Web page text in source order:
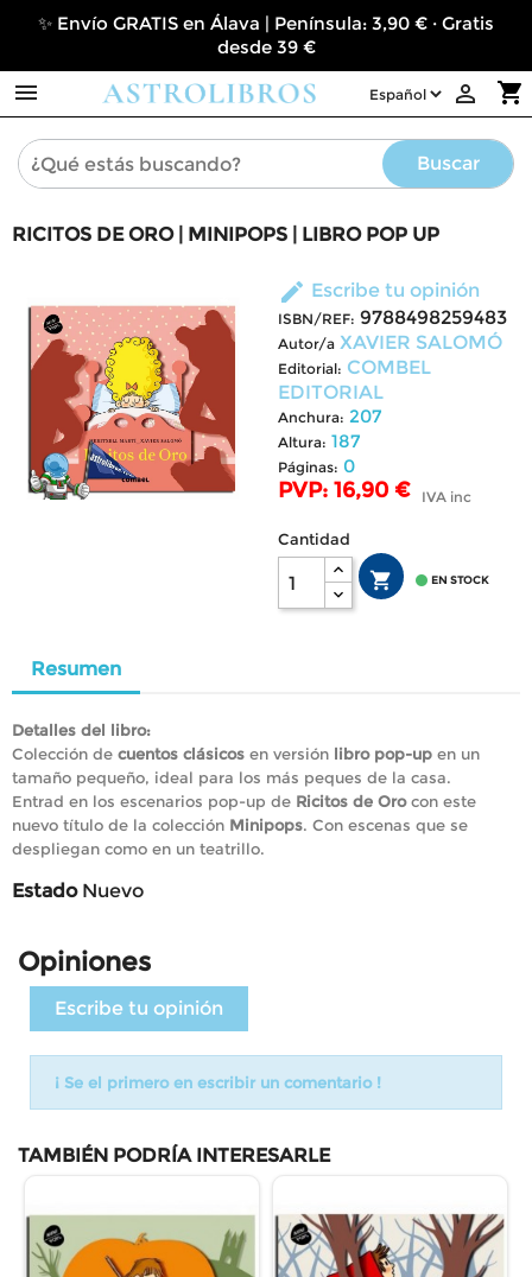
✨ Envío GRATIS en Álava | Península: 3,90 € · Gratis
desde 39 €
 shopping_cart

Buscar
RICITOS DE ORO | MINIPOPS | LIBRO POP UP
edit Escribe tu opinión
ISBN/REF: 9788498259483
Autor/a XAVIER SALOMÓ
Editorial: COMBEL
EDITORIAL
Anchura: 207
Altura: 187
Páginas: 0
PVP: 16,90 € IVA inc
Cantidad
  EN STOCK
Resumen
Detalles del libro:
Colección de cuentos clásicos en versión libro pop-up en un
tamaño pequeño, ideal para los más peques de la casa.
Entrad en los escenarios pop-up de Ricitos de Orocon este
nuevo título de la colección Minipops. Con escenas que se
despliegan como en un teatrillo.
Estado Nuevo
Opiniones
Escribe tu opinión
¡ Se el primero en escribir un comentario !
TAMBIÉN PODRÍA INTERESARLE